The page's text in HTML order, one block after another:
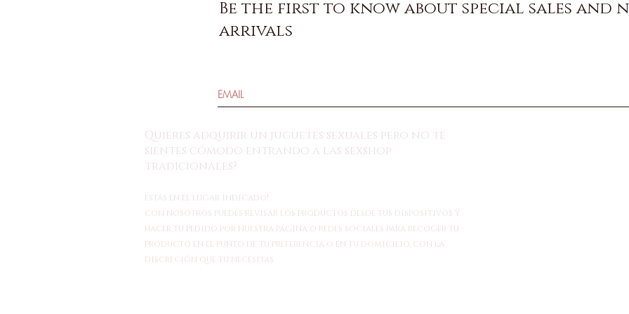
Be the first to know about special sales and
arrivals
Quieres adquirir un juguetes sexuales pero no te
sientes cómodo entrando a las sexshop
tradicionales?
estás en el lugar indicado!
con nosotros puedes revisar los productos desde tus dispositivos y
hacer tu pedido por nuestra página o redes sociales para recoger tu
producto en el punto de tu preferencia o en tu domicilio, con la
discreción que tu necesitas.